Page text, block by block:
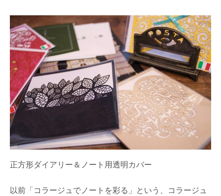
正方形ダイアリー＆ノート用透明カバー
以前「コラージュでノートを彩る」という、コラージュ